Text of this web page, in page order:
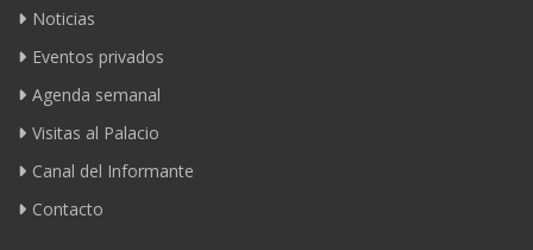
Noticias
Eventos privados
Agenda semanal
Visitas al Palacio
Canal del Informante
Contacto